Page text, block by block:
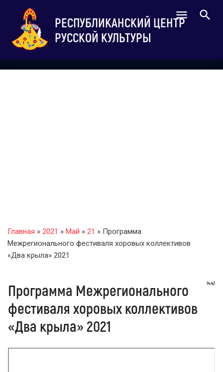
РЕСПУБЛИКАНСКИЙ ЦЕНТР
РУССКОЙ КУЛЬТУРЫ
Главная » 2021 » Май » 21 » Программа
Межрегионального фестиваля хоровых коллективов
«Два крыла» 2021
14:42
Программа Межрегионального
фестиваля хоровых коллективов
«Два крыла» 2021